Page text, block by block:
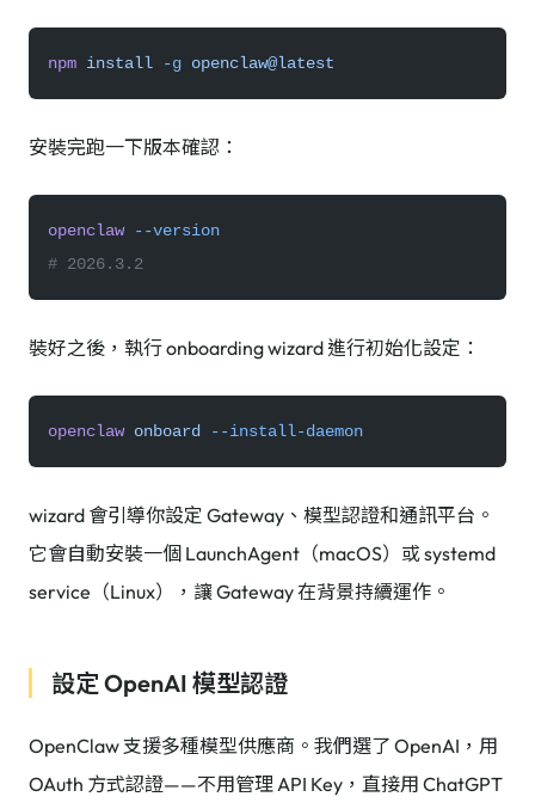
npm install -g openclaw@latest
安裝完跑一下版本確認：
openclaw --version
# 2026.3.2
裝好之後，執行 onboarding wizard 進行初始化設定：
openclaw onboard --install-daemon
wizard 會引導你設定 Gateway、模型認證和通訊平台。
它會自動安裝一個 LaunchAgent（macOS）或 systemd
service（Linux），讓 Gateway 在背景持續運作。
設定 OpenAI 模型認證
OpenClaw 支援多種模型供應商。我們選了 OpenAI，用
OAuth 方式認證——不用管理 API Key，直接用 ChatGPT